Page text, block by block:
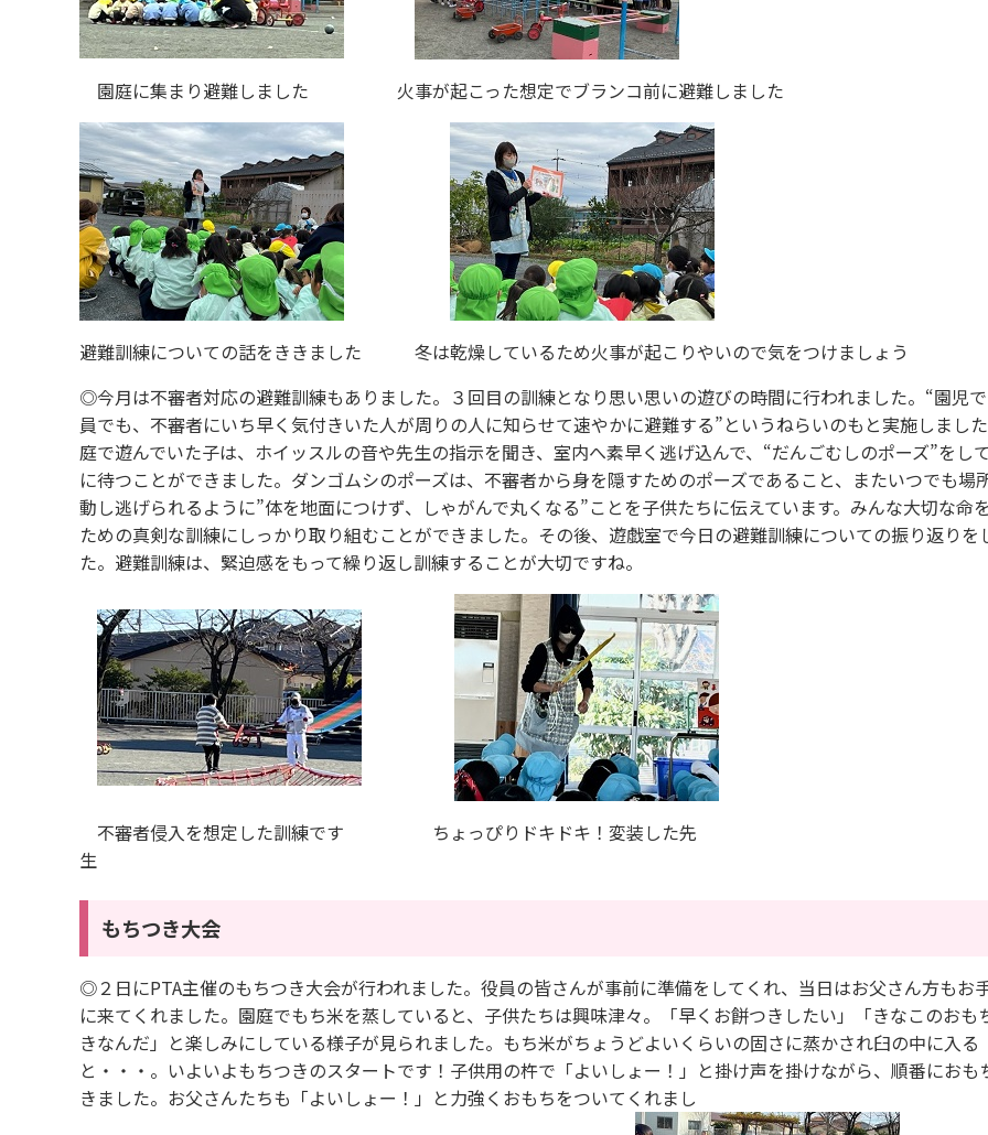
園庭に集まり避難しました 火事が起こった想定でブランコ前に避難しました
避難訓練についての話をききました 冬は乾燥しているため火事が起こりやいので気をつけましょう
◎今月は不審者対応の避難訓練もありました。３回目の訓練となり思い思いの遊びの時間に行われました。“園児
員でも、不審者にいち早く気付きいた人が周りの人に知らせて速やかに避難する”というねらいのもと実施しまし
庭で遊んでいた子は、ホイッスルの音や先生の指示を聞き、室内へ素早く逃げ込んで、“だんごむしのポーズ”をし
に待つことができました。ダンゴムシのポーズは、不審者から身を隠すためのポーズであること、またいつでも場
動し逃げられるように”体を地面につけず、しゃがんで丸くなる”ことを子供たちに伝えています。みんな大切な命
ための真剣な訓練にしっかり取り組むことができました。その後、遊戯室で今日の避難訓練についての振り返りを
た。避難訓練は、緊迫感をもって繰り返し訓練することが大切ですね。
不審者侵入を想定した訓練です ちょっぴりドキドキ！変装した先
生
もちつき大会
◎２日にPTA主催のもちつき大会が行われました。役員の皆さんが事前に準備をしてくれ、当日はお父さん方もお
に来てくれました。園庭でもち米を蒸していると、子供たちは興味津々。「早くお餅つきしたい」「きなこのおも
きなんだ」と楽しみにしている様子が見られました。もち米がちょうどよいくらいの固さに蒸かされ臼の中に入る
と・・・。いよいよもちつきのスタートです！子供用の杵で「よいしょー！」と掛け声を掛けながら、順番におも
きました。お父さんたちも「よいしょー！」と力強くおもちをついてくれまし